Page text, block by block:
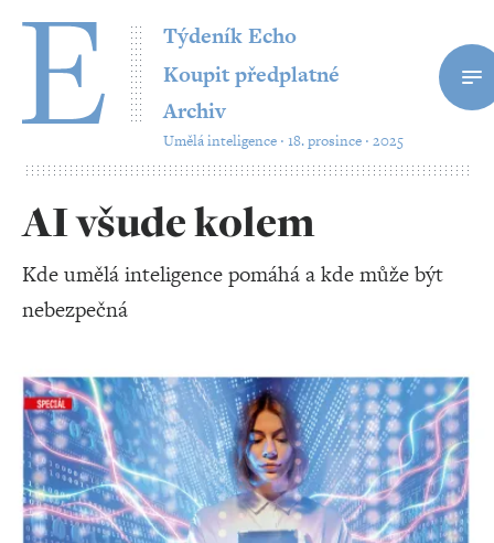
Týdeník Echo
Koupit předplatné
Archiv
Umělá inteligence ‧ 18. prosince ‧ 2025
AI všude kolem
Kde umělá inteligence pomáhá a kde může být
nebezpečná